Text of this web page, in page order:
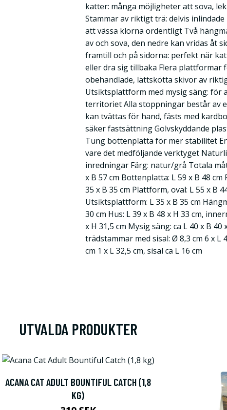
katter: många möjligheter att sova,
Stammar av riktigt trä: delvis
att vässa klorna ordentligt Två
av och sova, den nedre kan vridas åt
framtill och på sidorna: perfekt när
eller dra sig tillbaka Flera plattformar
obehandlade, lättskötta skivor av
Utsiktsplattform med mysig säng: för
territoriet Alla stoppningar består av
kan tvättas för hand, fästs med
säker fastsättning Golvskyddande
Tung bottenplatta för mer stabilitet
vare det medföljande verktyget
inredningar Färg: natur/grå Totala
x B 57 cm Bottenplatta: L 59 x B 48
35 x B 35 cm Plattform, oval: L 55 x B
Utsiktsplattform: L 35 x B 35 cm
30 cm Hus: L 39 x B 48 x H 33 cm,
x H 31,5 cm Mysig säng: ca L 40 x B 40
trädstammar med sisal: Ø 8,3 cm 6 x L
cm 1 x L 32,5 cm, sisal ca L 16 cm
UTVALDA PRODUKTER
ACANA CAT ADULT BOUNTIFUL CATCH (1,8
KG)